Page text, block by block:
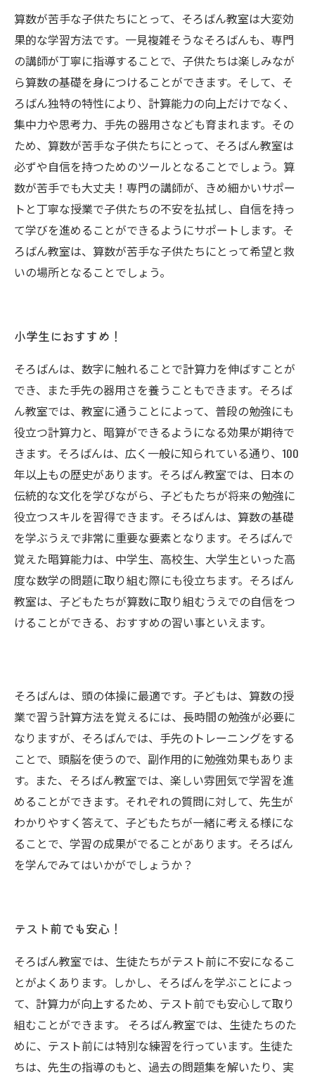
算数が苦手な子供たちにとって、そろばん教室は大変効
果的な学習方法です。一見複雑そうなそろばんも、専門
の講師が丁寧に指導することで、子供たちは楽しみなが
ら算数の基礎を身につけることができます。そして、そ
ろばん独特の特性により、計算能力の向上だけでなく、
集中力や思考力、手先の器用さなども育まれます。その
ため、算数が苦手な子供たちにとって、そろばん教室は
必ずや自信を持つためのツールとなることでしょう。算
数が苦手でも大丈夫！専門の講師が、きめ細かいサポー
トと丁寧な授業で子供たちの不安を払拭し、自信を持っ
て学びを進めることができるようにサポートします。そ
ろばん教室は、算数が苦手な子供たちにとって希望と救
いの場所となることでしょう。
小学生におすすめ！
そろばんは、数字に触れることで計算力を伸ばすことが
でき、また手先の器用さを養うこともできます。そろば
ん教室では、教室に通うことによって、普段の勉強にも
役立つ計算力と、暗算ができるようになる効果が期待で
きます。そろばんは、広く一般に知られている通り、100
年以上もの歴史があります。そろばん教室では、日本の
伝統的な文化を学びながら、子どもたちが将来の勉強に
役立つスキルを習得できます。そろばんは、算数の基礎
を学ぶうえで非常に重要な要素となります。そろばんで
覚えた暗算能力は、中学生、高校生、大学生といった高
度な数学の問題に取り組む際にも役立ちます。そろばん
教室は、子どもたちが算数に取り組むうえでの自信をつ
けることができる、おすすめの習い事といえます。
そろばんは、頭の体操に最適です。子どもは、算数の授
業で習う計算方法を覚えるには、長時間の勉強が必要に
なりますが、そろばんでは、手先のトレーニングをする
ことで、頭脳を使うので、副作用的に勉強効果もありま
す。また、そろばん教室では、楽しい雰囲気で学習を進
めることができます。それぞれの質問に対して、先生が
わかりやすく答えて、子どもたちが一緒に考える様にな
ることで、学習の成果がでることがあります。そろばん
を学んでみてはいかがでしょうか？
テスト前でも安心！
そろばん教室では、生徒たちがテスト前に不安になるこ
とがよくあります。しかし、そろばんを学ぶことによっ
て、計算力が向上するため、テスト前でも安心して取り
組むことができます。 そろばん教室では、生徒たちのた
めに、テスト前には特別な練習を行っています。生徒た
ちは、先生の指導のもと、過去の問題集を解いたり、実